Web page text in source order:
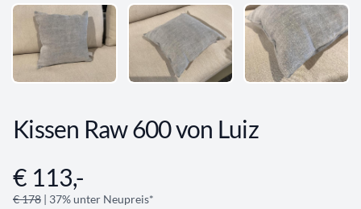
Kissen Raw 600 von Luiz
Angebotsinformationen
€ 113,-
€ 178 | 37% unter Neupreis*